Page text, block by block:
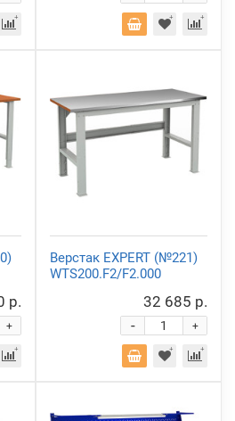
р.
+
Верстак EXPERT (№221)
WTS200.F2/F2.000
32 685 р.
+
-